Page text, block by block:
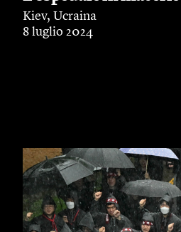
Kiev, Ucraina
8 luglio 2024